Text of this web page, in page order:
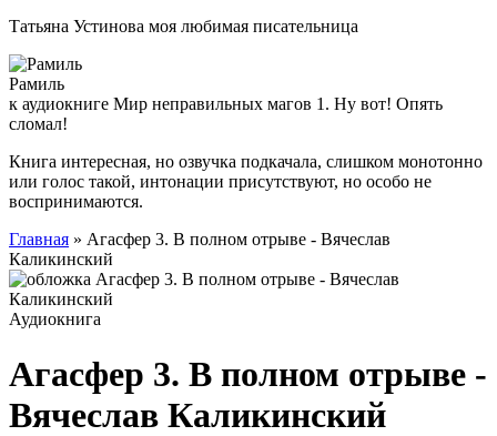
Татьяна Устинова моя любимая писательница
Рамиль
к аудиокниге Мир неправильных магов 1. Ну вот! Опять
сломал!
Книга интересная, но озвучка подкачала, слишком монотонно
или голос такой, интонации присутствуют, но особо не
воспринимаются.
Главная » Агасфер 3. В полном отрыве - Вячеслав
Каликинский
Аудиокнига
Агасфер 3. В полном отрыве -
Вячеслав Каликинский